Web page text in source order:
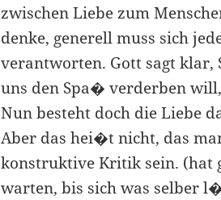
zwischen Liebe zum
denke, generell muss sich
verantworten. Gott sagt
uns den Spa� verderben
Nun besteht doch die Liebe
Aber das hei�t nicht, das
konstruktive Kritik sein. (hat
warten, bis sich was selber